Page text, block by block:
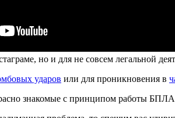
но и для не совсем легальной
ударов или для проникновения в
знакомые с принципом работы